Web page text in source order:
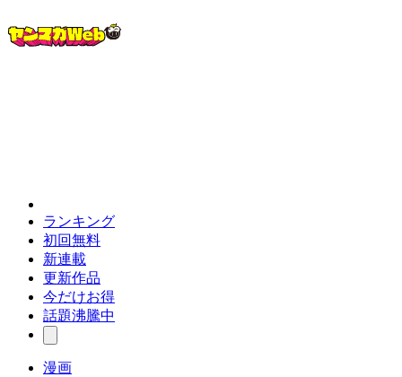
ランキング
初回無料
新連載
更新作品
今だけお得
話題沸騰中
漫画